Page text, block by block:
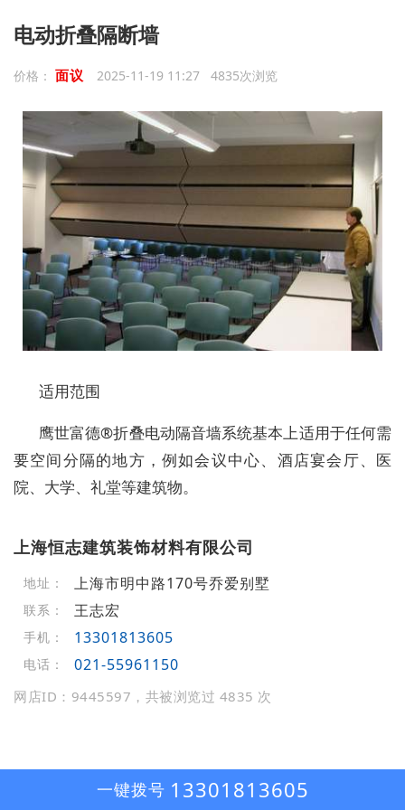
电动折叠隔断墙
价格： 面议 2025-11-19 11:27 4835次浏览
适用范围
鹰世富德®折叠电动隔音墙系统基本上适用于任何需
要空间分隔的地方，例如会议中心、酒店宴会厅、医
院、大学、礼堂等建筑物。
上海恒志建筑装饰材料有限公司
地址： 上海市明中路170号乔爱别墅
联系： 王志宏
手机： 13301813605
电话： 021-55961150
网店ID：9445597，共被浏览过 4835 次
一键拨号 13301813605